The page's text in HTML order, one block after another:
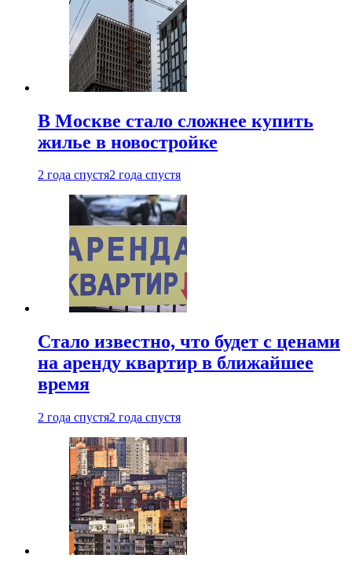
В Москве стало сложнее купить
жилье в новостройке
2 года спустя2 года спустя
Стало известно, что будет с ценами
на аренду квартир в ближайшее
время
2 года спустя2 года спустя